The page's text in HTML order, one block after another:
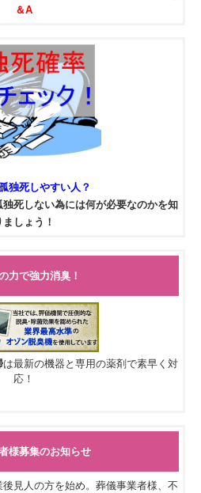
＆A
独死しやすい人？
独死しない為には何が必要なのかを知
ましょう！
力で強力消臭！
は最新の機器と専用の薬剤で素早く対
応！
様募集のお知らせ
見人の方を始め。葬儀事業者様、不